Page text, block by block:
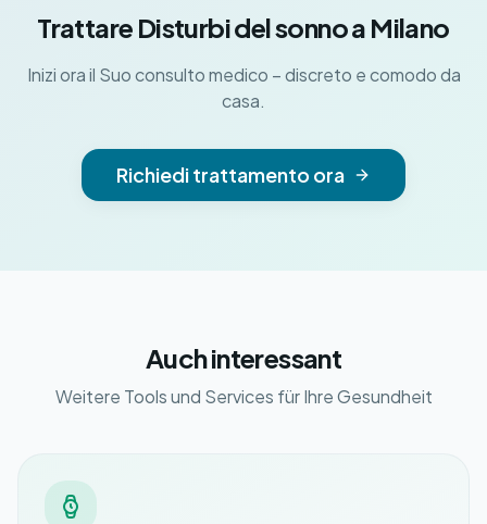
Trattare Disturbi del sonno a Milano
Inizi ora il Suo consulto medico – discreto e comodo da
casa.
Richiedi trattamento ora
Auch interessant
Weitere Tools und Services für Ihre Gesundheit